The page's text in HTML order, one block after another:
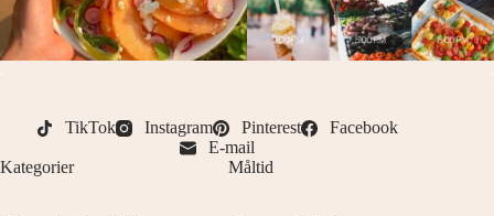
TikTok Instagram Pinterest
Facebook
E-mail
Kategorier
Måltid